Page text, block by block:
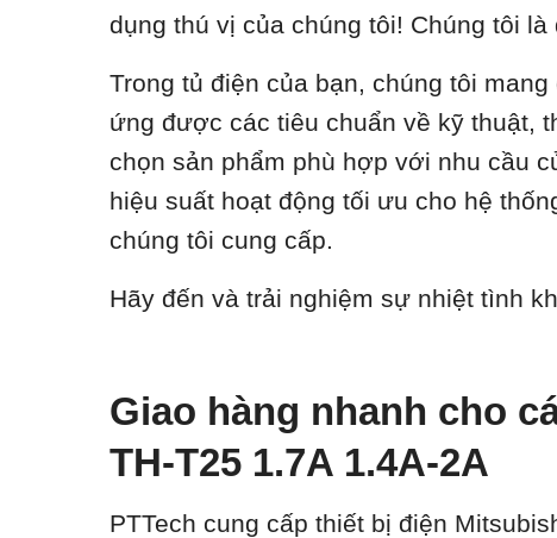
dụng thú vị của chúng tôi! Chúng tôi
Trong tủ điện của bạn, chúng tôi
ứng được các tiêu chuẩn về kỹ thuật,
chọn sản phẩm phù hợp với nhu cầu
hiệu suất hoạt động tối ưu cho hệ
chúng tôi cung cấp.
Hãy đến và trải nghiệm sự nhiệt tình
Giao hàng nhanh cho
TH-T25 1.7A 1.4A-2A
PTTech cung cấp thiết bị điện